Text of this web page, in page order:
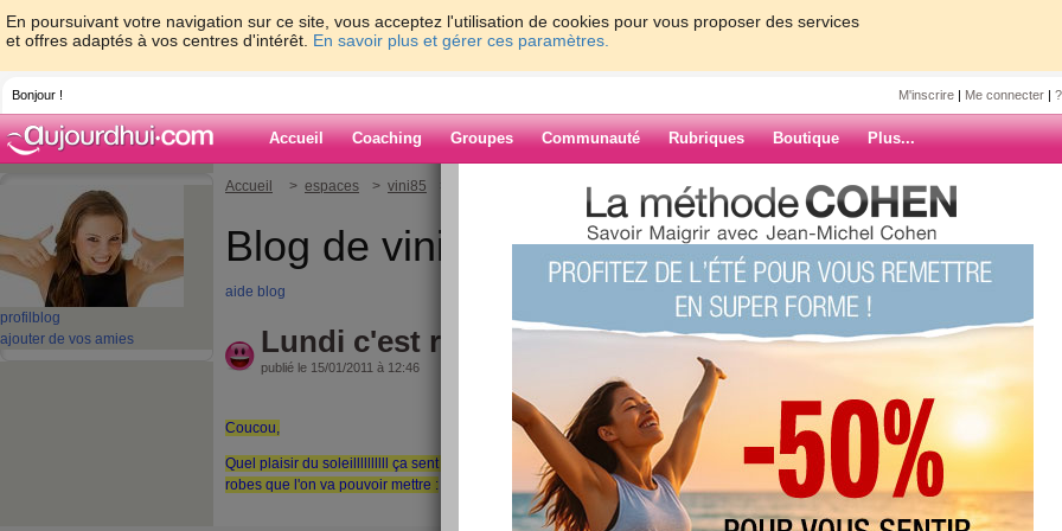
En poursuivant votre navigation sur ce site, vous acceptez l'utilisation de cookies pour vous proposer des services
et offres adaptés à vos centres d'intérêt. En savoir plus et gérer ces paramètres.
Bonjour ! M'inscrire | Me connecter |
Accueil Coaching Groupes Communauté Rubriques Boutique Plus...
profil blog
ajouter de vos amies
Accueil > espaces > vini85 > Lundi c'est reparti mon kiki
Blog de vini85
aide blog
Lundi c'est reparti mon kiki
publié le 15/01/2011 à 12:46
Coucou,
Quel plaisir du soleillllllllll ça sent le printemps doncccccc penser à vos petites
robes que l'on va pouvoir mettre :
ARCHIVES